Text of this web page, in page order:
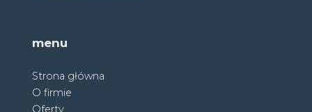
menu
Strona główna
O firmie
Oferty